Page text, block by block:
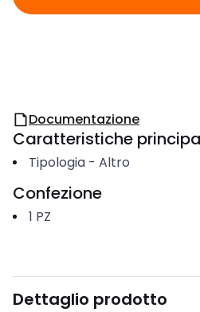
Documentazione
Caratteristiche
Tipologia- Altro
Confezione
1 PZ
Dettaglio prodotto